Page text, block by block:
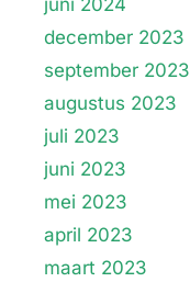
december 2023
september 2023
augustus 2023
juli 2023
juni 2023
mei 2023
april 2023
maart 2023